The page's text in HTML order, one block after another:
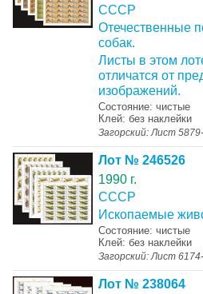
СССР
Отечественные
собак.
Листы в этом
отличатся от
изображений.
Состояние: чистые
Клей: без наклейки
Загорский: Лист
Лот № 246526
1990 г.
СССР
Ископаемые
Состояние: чистые
Клей: без наклейки
Загорский: Лист
Лот № 238064